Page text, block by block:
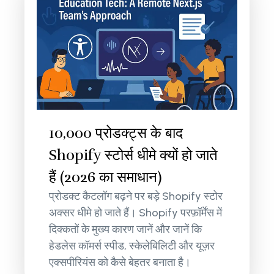
10,000 प्रोडक्ट्स के बाद
Shopify स्टोर्स धीमे क्यों हो जाते
हैं (2026 का समाधान)
प्रोडक्ट कैटलॉग बढ़ने पर बड़े Shopify स्टोर
अक्सर धीमे हो जाते हैं। Shopify परफ़ॉर्मेंस में
दिक्कतों के मुख्य कारण जानें और जानें कि
हेडलेस कॉमर्स स्पीड, स्केलेबिलिटी और यूज़र
एक्सपीरियंस को कैसे बेहतर बनाता है।